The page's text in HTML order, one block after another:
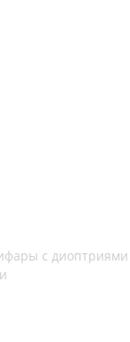
с диоптриями